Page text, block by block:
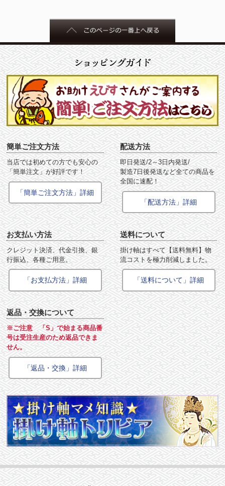
簡単ご注文方法
当店では初めての方でも安心の
「簡単注文」が好評です！
「簡単ご注文方法」詳細
配送方法
即日発送/2～3日内発送/
製造7日後発送など全ての商品を
全国に速配！
「配送方法」詳細
お支払い方法
クレジット決済、代金引換、銀
行振込、各種ご用意。
「お支払方法」詳細
送料について
掛け軸はすべて【送料無料】物
流コストを極力削減しました。
「送料について」詳細
返品・交換について
※ご注意 「S」で始まる商品番
号は受注生産のため返品できま
せん。
「返品・交換」詳細